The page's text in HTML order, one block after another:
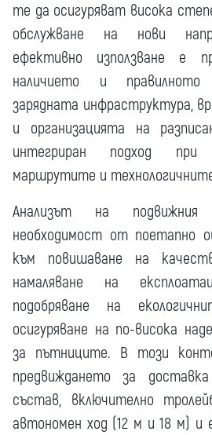
те да осигуряват висока
обслужване на нови
ефективно използване е
наличието и правилното
зарядната инфраструктура,
и организацията на
интегриран подход при
маршрутите и
Анализът на подвижния
необходимост от поетапно
към повишаване на
намаляване на
подобряване на
осигуряване на по-висока
за пътниците. В този
предвиждането за
състав, включително
автономен ход (12 м и 18 м) и